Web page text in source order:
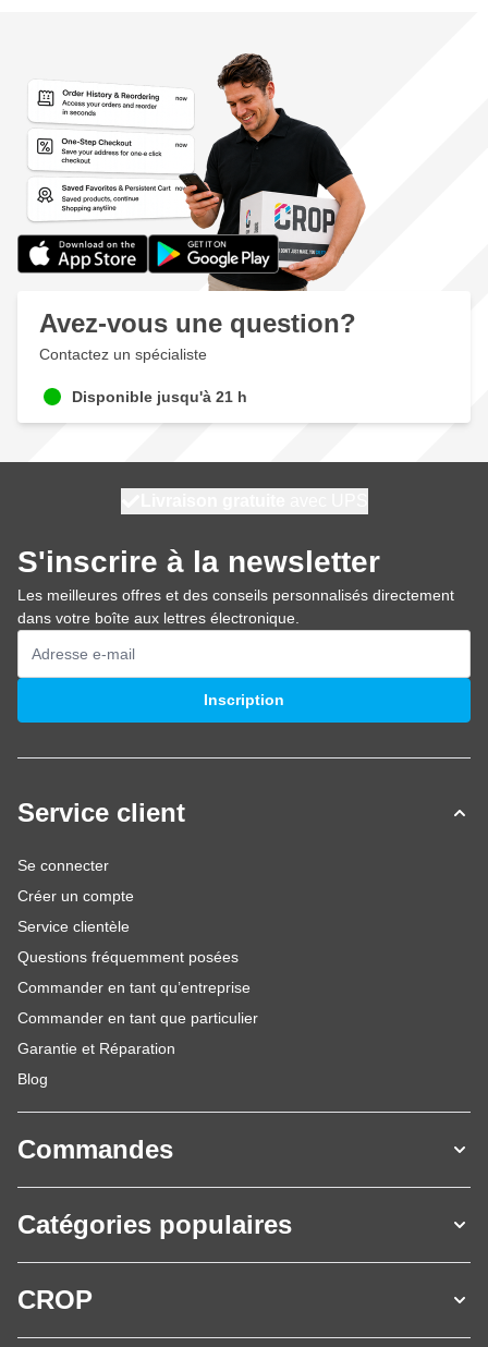
Avez-vous une question?
Contactez un spécialiste
Disponible jusqu'à 21 h
S'inscrire à la newsletter
Les meilleures offres et des conseils personnalisés directement
dans votre boîte aux lettres électronique.
Adresse mail
Inscription
Service client
Se connecter
Créer un compte
Service clientèle
Questions fréquemment posées
Commander en tant qu’entreprise
Commander en tant que particulier
Garantie et Réparation
Blog
Commandes
Catégories populaires
CROP